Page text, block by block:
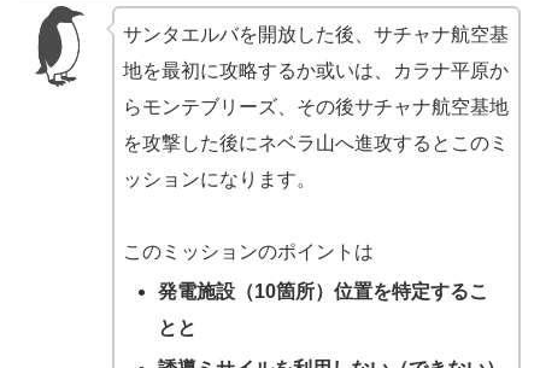
サンタエルバを開放した後、サチャナ航空基
地を最初に攻略するか或いは、カラナ平原か
らモンテブリーズ、その後サチャナ航空基地
を攻撃した後にネベラ山へ進攻するとこのミ
ッションになります。
このミッションのポイントは
発電施設（10箇所）位置を特定するこ
とと